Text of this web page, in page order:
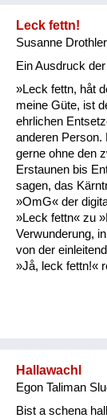
Leck fettn!
Susanne Drothler
Ein Ausdruck
»Leck fettn, håt
meine Güte, ist
ehrlichen
anderen Person.
gerne ohne den
Erstaunen bis
sagen, das
»OmG« der
»Leck fettn« zu
Verwunderung,
von der
»Jå, leck fettn!«
Hallawachl
Egon Taliman
Bist a schena